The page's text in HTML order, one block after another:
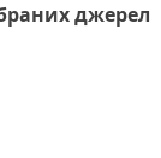
джерел